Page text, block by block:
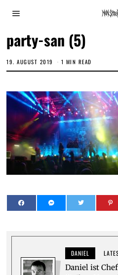
party-san (5)
19. AUGUST 2019 1 MIN READ
DANIEL
Daniel ist